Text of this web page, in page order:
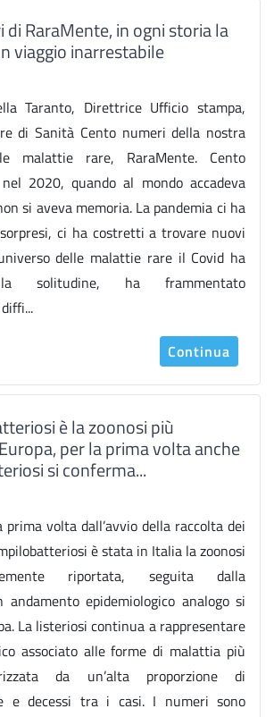
di RaraMente, in ogni storia la
viaggio inarrestabile
Taranto, Direttrice Ufficio stampa,
di Sanità Cento numeri della nostra
malattie rare, RaraMente. Cento
2020, quando al mondo accadeva
si aveva memoria. La pandemia ci ha
ci ha costretti a trovare nuovi
delle malattie rare il Covid ha
solitudine, ha frammentato
Continua
è la zoonosi più
per la prima volta anche
si conferma...
volta dall’avvio della raccolta dei
è stata in Italia la zoonosi
riportata, seguita dalla
andamento epidemiologico analogo si
La listeriosi continua a rappresentare
associato alle forme di malattia più
da un’alta proporzione di
e decessi tra i casi. I numeri sono